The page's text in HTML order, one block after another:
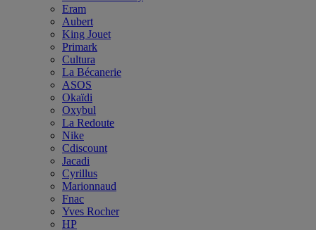
Eram
Aubert
King Jouet
Primark
Cultura
La Bécanerie
ASOS
Okaïdi
Oxybul
La Redoute
Nike
Cdiscount
Jacadi
Cyrillus
Marionnaud
Fnac
Yves Rocher
HP